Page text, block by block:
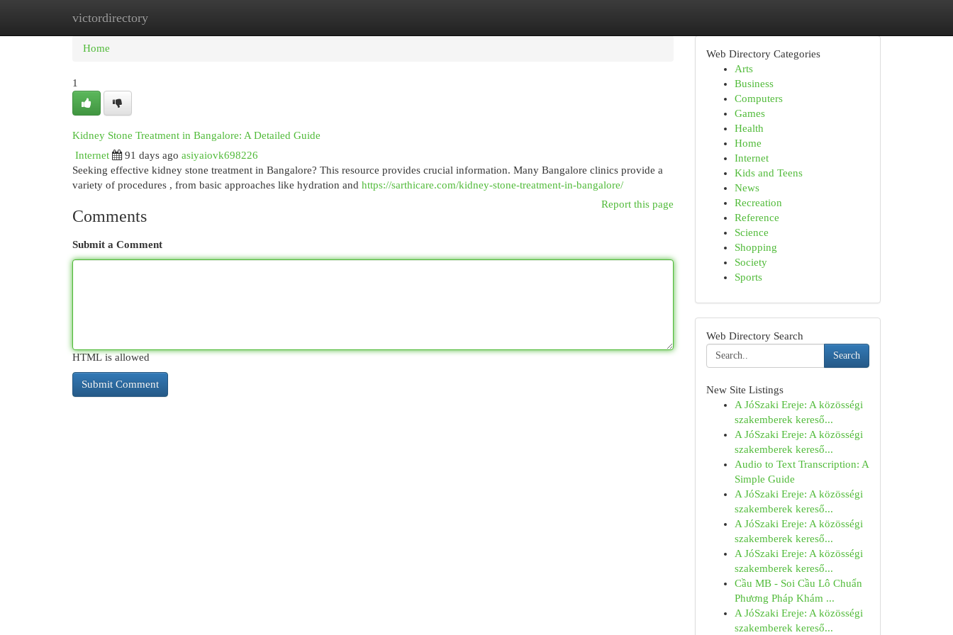
victordirectory
Home New Site Listings
Home
1
Kidney Stone Treatment in Bangalore: A Detailed Guide
Internet
91 days ago asiyaiovk698226
Seeking effective kidney stone treatment in Bangalore? This resource provides crucial information. Many Bangalore clinics provide a
variety of procedures , from basic approaches like hydration and https://sarthicare.com/kidney-stone-treatment-in-bangalore/
Report this page
Comments
Submit a Comment
HTML is allowed
Web Directory Categories
Arts
Business
Computers
Games
Health
Home
Internet
Kids and Teens
News
Recreation
Reference
Science
Shopping
Society
Sports
Web Directory Search
Search
New Site Listings
A JóSzaki Ereje: A közösségi
szakemberek kereső...
A JóSzaki Ereje: A közösségi
szakemberek kereső...
Audio to Text Transcription: A
Simple Guide
A JóSzaki Ereje: A közösségi
szakemberek kereső...
A JóSzaki Ereje: A közösségi
szakemberek kereső...
A JóSzaki Ereje: A közösségi
szakemberek kereső...
Cầu MB - Soi Cầu Lô Chuẩn
Phương Pháp Khám ...
A JóSzaki Ereje: A közösségi
szakemberek kereső...